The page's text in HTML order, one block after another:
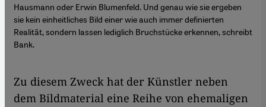
Hausmann oder Erwin Blumenfeld. Und genau wie sie ergeben
sie kein einheitliches Bild einer wie auch immer definierten
Realität, sondern lassen lediglich Bruchstücke erkennen, schreibt
Bank.
​​Zu diesem Zweck hat der Künstler neben
dem Bildmaterial eine Reihe von ehemaligen